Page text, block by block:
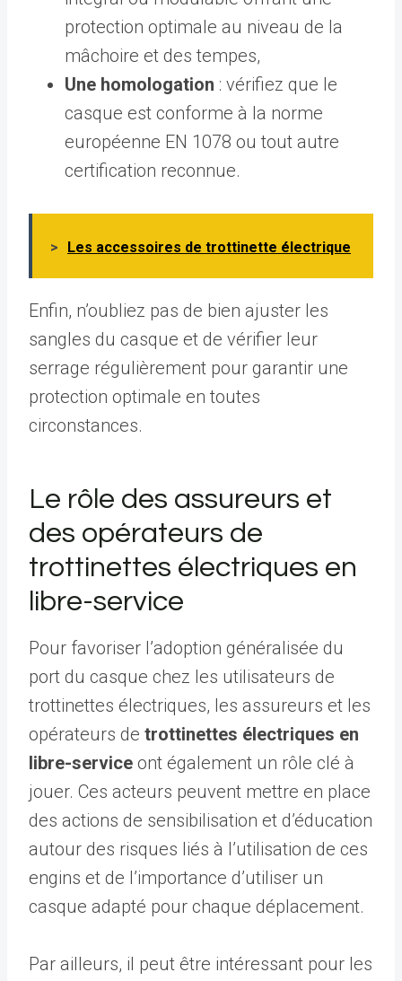
protection optimale au niveau de la
mâchoire et des tempes,
Une homologation : vérifiez que le
casque est conforme à la norme
européenne EN 1078 ou tout autre
certification reconnue.
> Les accessoires de trottinette électrique
Enfin, n’oubliez pas de bien ajuster les
sangles du casque et de vérifier leur
serrage régulièrement pour garantir une
protection optimale en toutes
circonstances.
Le rôle des assureurs et
des opérateurs de
trottinettes électriques en
libre-service
Pour favoriser l’adoption généralisée du
port du casque chez les utilisateurs de
trottinettes électriques, les assureurs et les
opérateurs de trottinettes électriques en
libre-service ont également un rôle clé à
jouer. Ces acteurs peuvent mettre en place
des actions de sensibilisation et d’éducation
autour des risques liés à l’utilisation de ces
engins et de l’importance d’utiliser un
casque adapté pour chaque déplacement.
Par ailleurs, il peut être intéressant pour les